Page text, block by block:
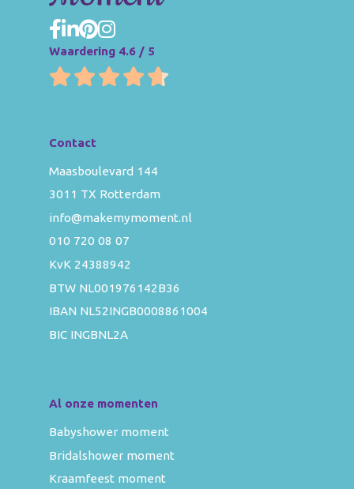
Waardering 4.6 / 5
Contact
Maasboulevard 144
3011 TX Rotterdam
info@makemymoment.nl
010 720 08 07
KvK 24388942
BTW NL001976142B36
IBAN NL52INGB0008861004
BIC INGBNL2A
Al onze momenten
Babyshower moment
Bridalshower moment
Kraamfeest moment